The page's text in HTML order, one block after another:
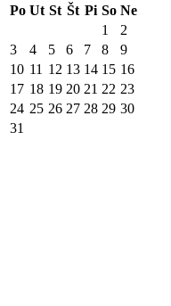
Po Ut St Št Pi So Ne
1
2
3
4 5 6 7 8
9
10 11 12 13 14 15 16
17 18 19 20 21 22 23
24 25 26 27 28 29 30
31